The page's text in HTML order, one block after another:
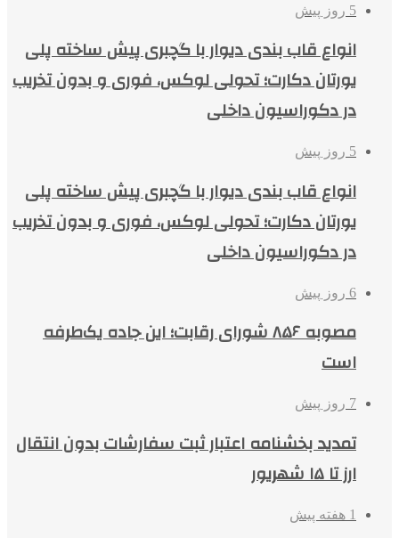
5 روز پیش
انواع قاب بندی دیوار با گچبری پیش ساخته پلی
یورتان دکارت؛ تحولی لوکس، فوری و بدون تخریب
در دکوراسیون داخلی
5 روز پیش
انواع قاب بندی دیوار با گچبری پیش ساخته پلی
یورتان دکارت؛ تحولی لوکس، فوری و بدون تخریب
در دکوراسیون داخلی
6 روز پیش
مصوبه ۸۵۶ شورای رقابت؛ این جاده یک‌طرفه
است
7 روز پیش
تمدید بخشنامه اعتبار ثبت سفارشات بدون انتقال
ارز تا ۱۵ شهریور
1 هفته پیش